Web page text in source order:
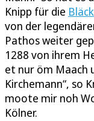
Knipp für die
von der
Pathos weiter
1288 von ihrem
et nur öm Maach
Kirchemann“, so
moote mir noh
Kölner.